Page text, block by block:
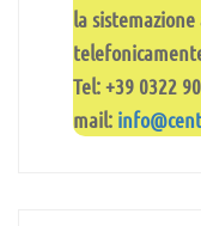
la
Tel: +39 0322
mail: